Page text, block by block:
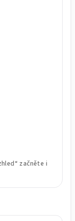
začněte i